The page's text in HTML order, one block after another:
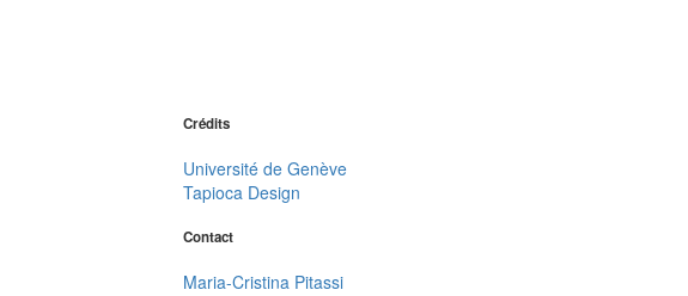
Crédits
Université de Genève
Tapioca Design
Contact
Maria-Cristina Pitassi